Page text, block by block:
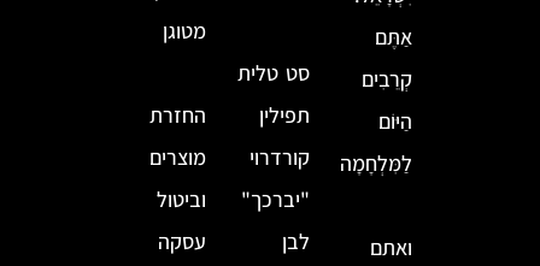
אַתֶּם
קְרֵבִים
הַיּוֹם
לַמִּלְחָמָה
ואתם
סט טלית
תפילין
קורדרוי
"יברכך"
לבן
מטוגן
החזרת
מוצרים
וביטול
עסקה